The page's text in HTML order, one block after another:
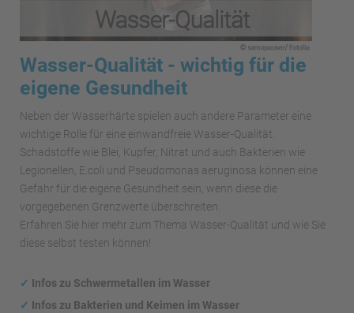
Wasser-Qualität - wichtig für die
eigene Gesundheit
Neben der Wasserhärte spielen auch andere Parameter eine
wichtige Rolle für eine einwandfreie Wasser-Qualität.
Schadstoffe wie Blei, Kupfer, Nitrat und auch Bakterien wie
Legionellen, E.coli und Pseudomonas aeruginosa können eine
Gefahr für die eigene Gesundheit sein, wenn diese die
vorgegebenen Grenzwerte überschreiten.
Erfahren Sie hier mehr zum Thema Wasser-Qualität und wie Sie
diese selbst testen können!
✓ Infos zu Schwermetallen im Wasser
✓ Infos zu Bakterien und Keimen im Wasser